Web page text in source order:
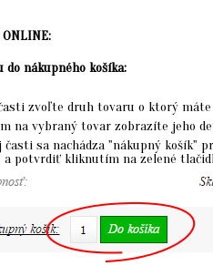
do nákupného košíka:
zvoľte druh tovaru o ktorý máte
na vybraný tovar zobrazíte jeho
časti sa nachádza "nákupný košík"
a potvrdiť kliknutím na zelené